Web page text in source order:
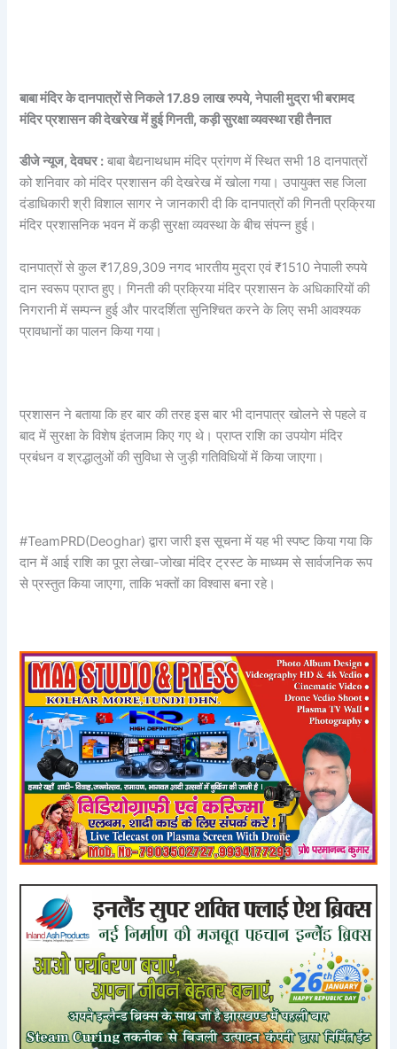
बाबा मंदिर के दानपात्रों से निकले 17.89 लाख रुपये, नेपाली मुद्रा भी बरामद
मंदिर प्रशासन की देखरेख में हुई गिनती, कड़ी सुरक्षा व्यवस्था रही तैनात
डीजे न्यूज, देवघर : बाबा बैद्यनाथधाम मंदिर प्रांगण में स्थित सभी 18 दानपात्रों
को शनिवार को मंदिर प्रशासन की देखरेख में खोला गया। उपायुक्त सह जिला
दंडाधिकारी श्री विशाल सागर ने जानकारी दी कि दानपात्रों की गिनती प्रक्रिया
मंदिर प्रशासनिक भवन में कड़ी सुरक्षा व्यवस्था के बीच संपन्न हुई।
दानपात्रों से कुल ₹17,89,309 नगद भारतीय मुद्रा एवं ₹1510 नेपाली रुपये
दान स्वरूप प्राप्त हुए। गिनती की प्रक्रिया मंदिर प्रशासन के अधिकारियों की
निगरानी में सम्पन्न हुई और पारदर्शिता सुनिश्चित करने के लिए सभी आवश्यक
प्रावधानों का पालन किया गया।
प्रशासन ने बताया कि हर बार की तरह इस बार भी दानपात्र खोलने से पहले व
बाद में सुरक्षा के विशेष इंतजाम किए गए थे। प्राप्त राशि का उपयोग मंदिर
प्रबंधन व श्रद्धालुओं की सुविधा से जुड़ी गतिविधियों में किया जाएगा।
#TeamPRD(Deoghar) द्वारा जारी इस सूचना में यह भी स्पष्ट किया गया कि
दान में आई राशि का पूरा लेखा-जोखा मंदिर ट्रस्ट के माध्यम से सार्वजनिक रूप
से प्रस्तुत किया जाएगा, ताकि भक्तों का विश्वास बना रहे।